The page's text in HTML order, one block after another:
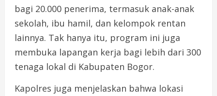
bagi 20.000 penerima, termasuk anak-anak
sekolah, ibu hamil, dan kelompok rentan
lainnya. Tak hanya itu, program ini juga
membuka lapangan kerja bagi lebih dari 300
tenaga lokal di Kabupaten Bogor.
Kapolres juga menjelaskan bahwa lokasi